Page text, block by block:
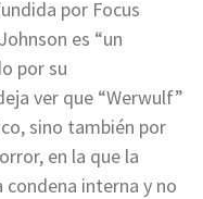
por Focus
es “un
por su
ver que “Werwulf”
sino también por
en la que la
interna y no